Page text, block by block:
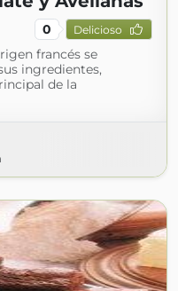
0 Delicioso
francés se
ingredientes,
de la